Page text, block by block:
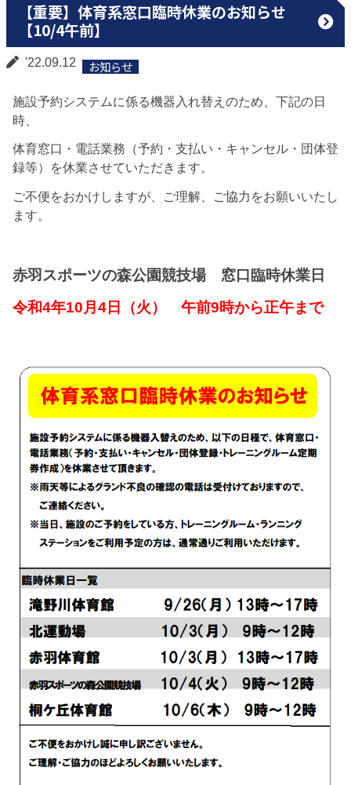
【重要】体育系窓口臨時休業のお知らせ
【10/4午前】
'22.09.12 お知らせ
施設予約システムに係る機器入れ替えのため、下記の日
時、
体育窓口・電話業務（予約・支払い・キャンセル・団体登
録等）を休業させていただきます。
ご不便をおかけしますが、ご理解、ご協力をお願いいたし
ます。
赤羽スポーツの森公園競技場 窓口臨時休業日
令和4年10月4日（火） 午前9時から正午まで